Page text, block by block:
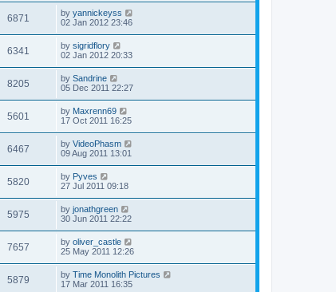
6871 by yannickeyss
02 Jan 2012 23:46
6341 by sigridflory
02 Jan 2012 20:33
8205 by Sandrine
05 Dec 2011 22:27
5601 by Maxrenn69
17 Oct 2011 16:25
6467 by VideoPhasm
09 Aug 2011 13:01
5820 by Pyves
27 Jul 2011 09:18
5975 by jonathgreen
30 Jun 2011 22:22
7657 by oliver_castle
25 May 2011 12:26
5879 by Time Monolith Pictures
17 Mar 2011 16:35